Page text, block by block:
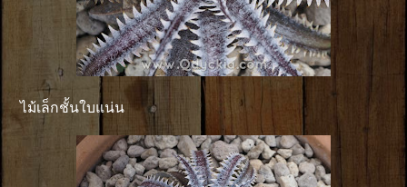
ไม้เล็กชั้นใบแน่น